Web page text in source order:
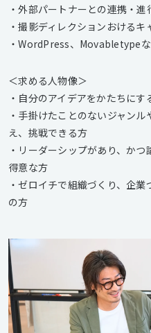
・外部パートナーとの連携・
・撮影ディレクションおける
・WordPress、Movabletype
＜求める人物像＞
・自分のアイデアをかたちに
・手掛けたことのないジャン
え、挑戦できる方
・リーダーシップがあり、か
得意な方
・ゼロイチで組織づくり、企
の方